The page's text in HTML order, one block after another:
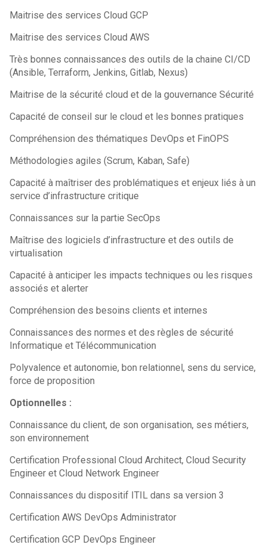
Maitrise des services Cloud GCP
Maitrise des services Cloud AWS
Très bonnes connaissances des outils de la chaine CI/CD
(Ansible, Terraform, Jenkins, Gitlab, Nexus)
Maitrise de la sécurité cloud et de la gouvernance Sécurité
Capacité de conseil sur le cloud et les bonnes pratiques
Compréhension des thématiques DevOps et FinOPS
Méthodologies agiles (Scrum, Kaban, Safe)
Capacité à maîtriser des problématiques et enjeux liés à un
service d’infrastructure critique
Connaissances sur la partie SecOps
Maîtrise des logiciels d’infrastructure et des outils de
virtualisation
Capacité à anticiper les impacts techniques ou les risques
associés et alerter
Compréhension des besoins clients et internes
Connaissances des normes et des règles de sécurité
Informatique et Télécommunication
Polyvalence et autonomie, bon relationnel, sens du service,
force de proposition
Optionnelles :
Connaissance du client, de son organisation, ses métiers,
son environnement
Certification Professional Cloud Architect, Cloud Security
Engineer et Cloud Network Engineer
Connaissances du dispositif ITIL dans sa version 3
Certification AWS DevOps Administrator
Certification GCP DevOps Engineer